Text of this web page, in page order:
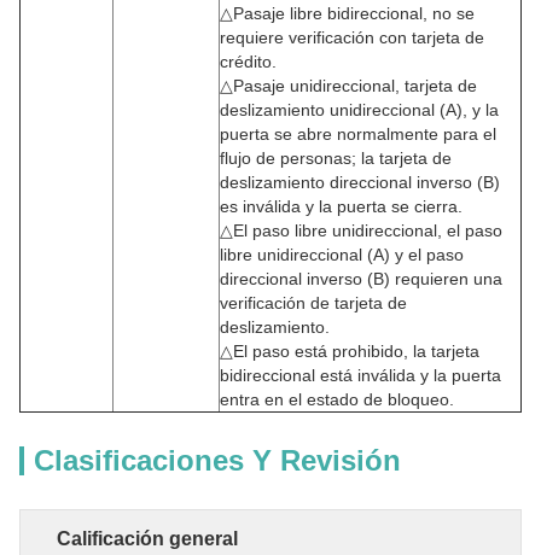
△Pasaje libre bidireccional, no se
requiere verificación con tarjeta de
crédito.
△Pasaje unidireccional, tarjeta de
deslizamiento unidireccional (A), y la
puerta se abre normalmente para el
flujo de personas; la tarjeta de
deslizamiento direccional inverso (B)
es inválida y la puerta se cierra.
△El paso libre unidireccional, el paso
libre unidireccional (A) y el paso
direccional inverso (B) requieren una
verificación de tarjeta de
deslizamiento.
△El paso está prohibido, la tarjeta
bidireccional está inválida y la puerta
entra en el estado de bloqueo.
Clasificaciones Y Revisión
Calificación general